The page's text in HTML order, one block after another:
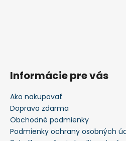
Informácie pre vás
Ako nakupovať
Doprava zdarma
Obchodné podmienky
Podmienky ochrany osobných